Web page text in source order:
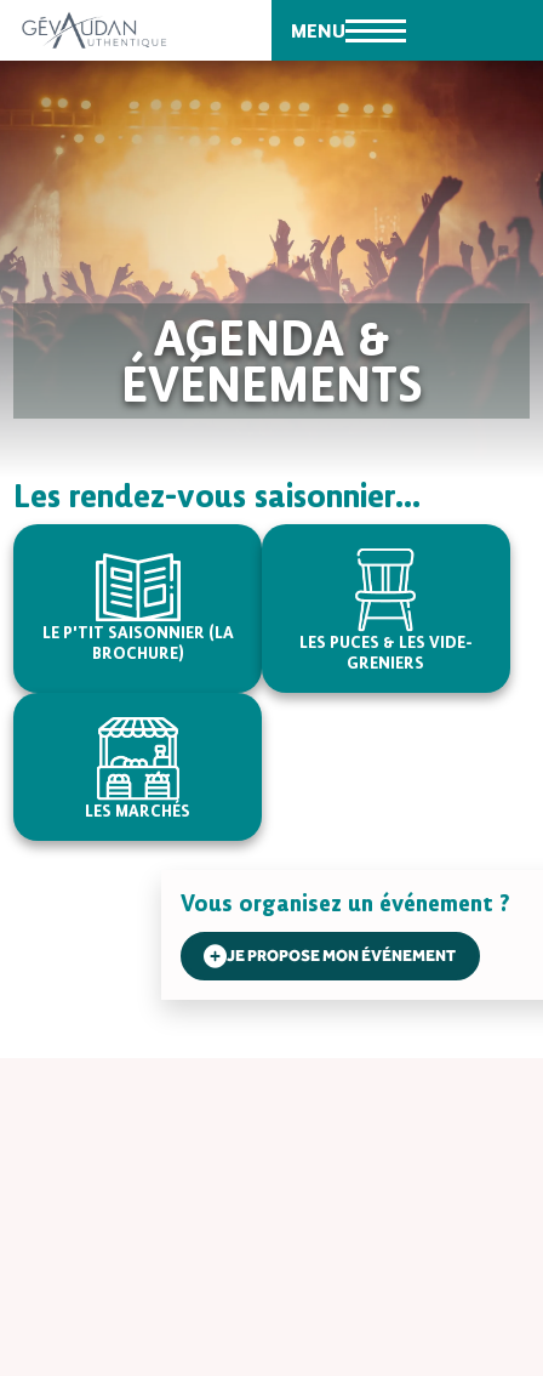
MENU
AGENDA &
ÉVÉNEMENTS
Les rendez-vous saisonnier...
LE P'TIT SAISONNIER (LA
BROCHURE)
LES PUCES & LES VIDE-
GRENIERS
LES MARCHÉS
Vous organisez un événement ?
JE PROPOSE MON ÉVÉNEMENT